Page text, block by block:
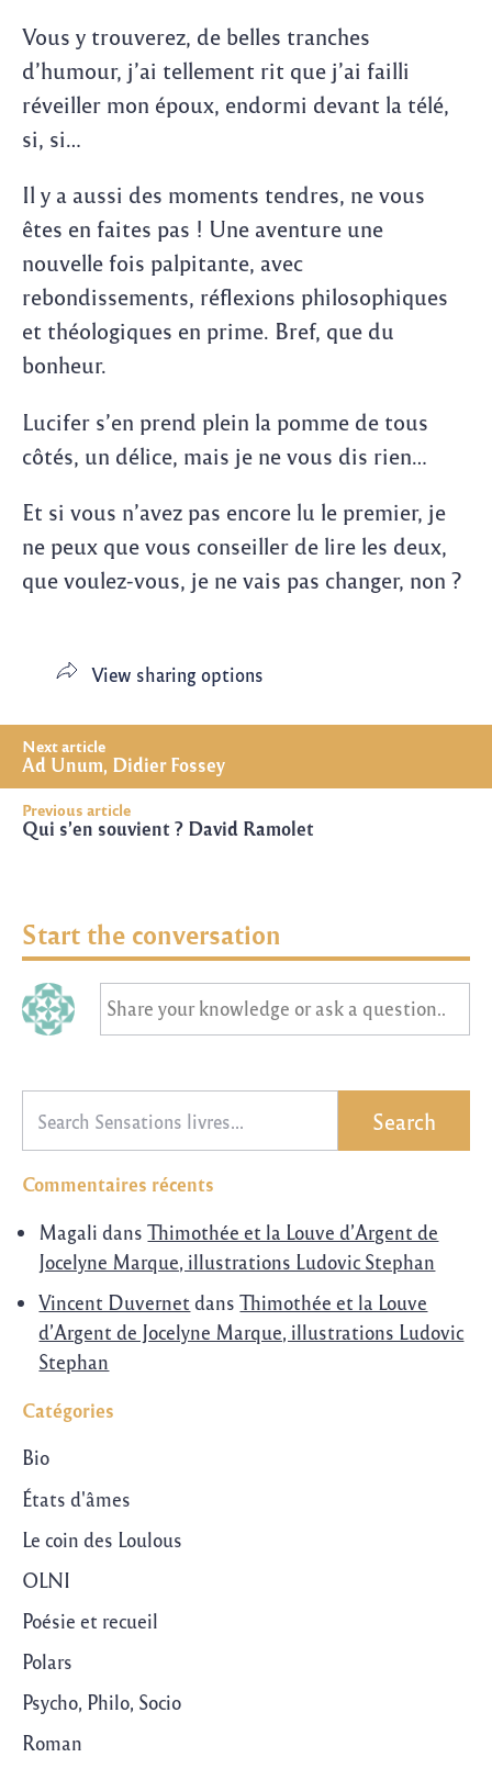
Vous y trouverez, de belles tranches
d’humour, j’ai tellement rit que j’ai failli
réveiller mon époux, endormi devant la télé,
si, si…
Il y a aussi des moments tendres, ne vous
êtes en faites pas ! Une aventure une
nouvelle fois palpitante, avec
rebondissements, réflexions philosophiques
et théologiques en prime. Bref, que du
bonheur.
Lucifer s’en prend plein la pomme de tous
côtés, un délice, mais je ne vous dis rien…
Et si vous n’avez pas encore lu le premier, je
ne peux que vous conseiller de lire les deux,
que voulez-vous, je ne vais pas changer, non ?
View sharing options
Post
navigation
Previous article
Qui s’en souvient ? David Ramolet
Next article
Ad Unum, Didier Fossey
Start the conversation
Share your knowledge or ask a question..
Recherche
Commentaires récents
Magali dansThimothée et la Louve d’Argent de
Jocelyne Marque, illustrations Ludovic Stephan
Vincent Duvernet dansThimothée et la Louve
d’Argent de Jocelyne Marque, illustrations Ludovic
Stephan
Catégories
Bio
États d'âmes
Le coin des Loulous
OLNI
Poésie et recueil
Polars
Psycho, Philo, Socio
Roman